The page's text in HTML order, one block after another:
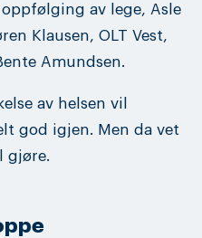
av lege, Asle
Klausen, OLT Vest,
Amundsen.
av helsen vil
god igjen. Men da vet
gjøre.